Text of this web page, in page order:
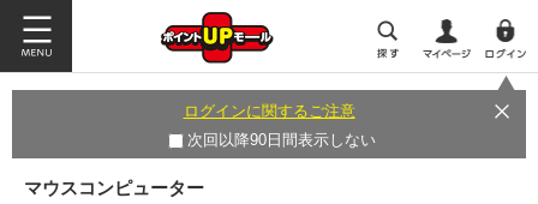
ログインに関するご注意
次回以降90日間表示しない
マウスコンピューター